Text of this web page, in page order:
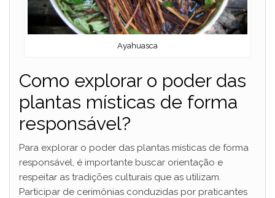
Ayahuasca
Como explorar o poder das
plantas místicas de forma
responsável?
Para explorar o poder das plantas místicas de forma
responsável, é importante buscar orientação e
respeitar as tradições culturais que as utilizam.
Participar de cerimônias conduzidas por praticantes